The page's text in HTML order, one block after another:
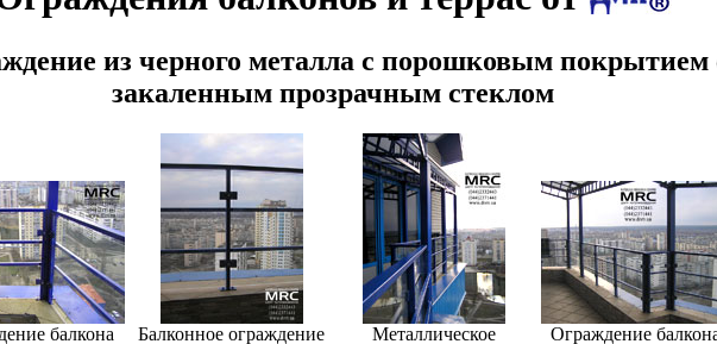
из черного металла с порошковым покрытием
закаленным прозрачным стеклом
балкона
Балконное ограждение
Металлическое
Ограждение